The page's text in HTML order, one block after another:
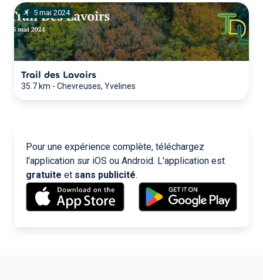
· 5 mai 2024
Trail des Lavoirs
35.7 km - Chevreuses, Yvelines
Pour une expérience complète, téléchargez
l'application sur iOS ou Android. L'application est
gratuite et sans publicité.